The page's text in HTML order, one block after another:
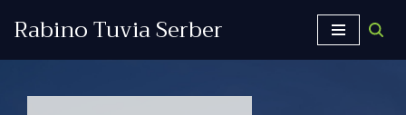
Rabino Tuvia Serber